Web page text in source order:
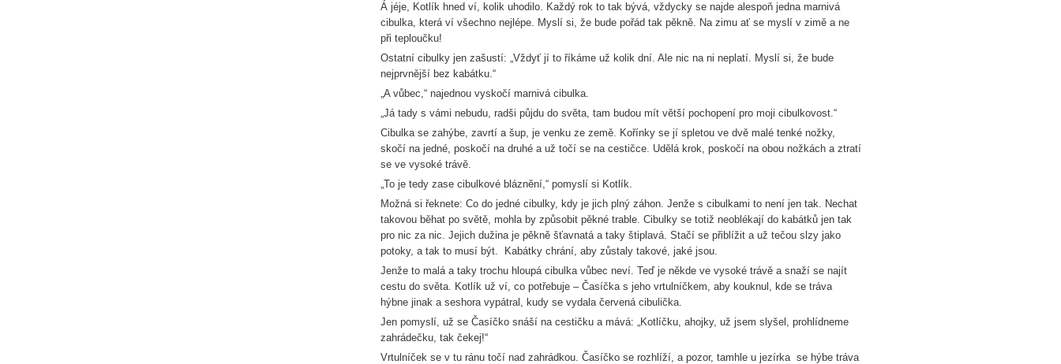
Á jéje, Kotlík hned ví, kolik uhodilo. Každý rok to tak bývá, vždycky se najde alespoň jedna marnivá
cibulka, která ví všechno nejlépe. Myslí si, že bude pořád tak pěkně. Na zimu ať se myslí v zimě a ne
při teploučku!
Ostatní cibulky jen zašustí: „Vždyť jí to říkáme už kolik dní. Ale nic na ni neplatí. Myslí si, že bude
nejprvnější bez kabátku.“
„A vůbec,“ najednou vyskočí marnivá cibulka.
„Já tady s vámi nebudu, radši půjdu do světa, tam budou mít větší pochopení pro moji cibulkovost.“
Cibulka se zahýbe, zavrtí a šup, je venku ze země. Kořínky se jí spletou ve dvě malé tenké nožky,
skočí na jedné, poskočí na druhé a už točí se na cestičce. Udělá krok, poskočí na obou nožkách a ztratí
se ve vysoké trávě.
„To je tedy zase cibulkové bláznění,“ pomyslí si Kotlík.
Možná si řeknete: Co do jedné cibulky, kdy je jich plný záhon. Jenže s cibulkami to není jen tak. Nechat
takovou běhat po světě, mohla by způsobit pěkné trable. Cibulky se totiž neoblékají do kabátků jen tak
pro nic za nic. Jejich dužina je pěkně šťavnatá a taky štiplavá. Stačí se přiblížit a už tečou slzy jako
potoky, a tak to musí být. Kabátky chrání, aby zůstaly takové, jaké jsou.
Jenže to malá a taky trochu hloupá cibulka vůbec neví. Teď je někde ve vysoké trávě a snaží se najít
cestu do světa. Kotlík už ví, co potřebuje – Časíčka s jeho vrtulníčkem, aby kouknul, kde se tráva
hýbne jinak a seshora vypátral, kudy se vydala červená cibulička.
Jen pomyslí, už se Časíčko snáší na cestičku a mává: „Kotlíčku, ahojky, už jsem slyšel, prohlídneme
zahrádečku, tak čekej!“
Vrtulníček se v tu ránu točí nad zahrádkou. Časíčko se rozhlíží, a pozor, tamhle u jezírka se hýbe tráva